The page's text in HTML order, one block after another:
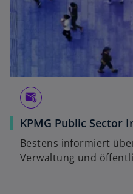
attach_email
KPMG Public Sector
Bestens informiert
Verwaltung und